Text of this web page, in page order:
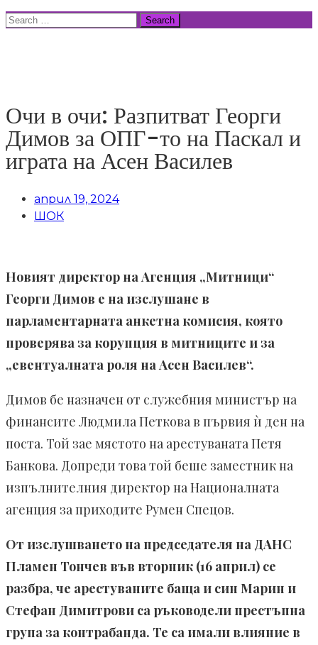
Skip
Search
Очи в очи: Разпитват Георги
Димов за ОПГ-то на Паскал и
играта на Асен Василев
април 19, 2024
ШОК
Новият директор на Агенция „Митници“
Георги Димов е на изслушане в
парламентарната анкетна комисия, която
проверява за корупция в митниците и за
„евентуалната роля на Асен Василев“.
Димов бе назначен от служебния министър на
финансите Людмила Петкова в първия ѝ ден на
поста. Той зае мястото на арестуваната Петя
Банкова. Допреди това той беше заместник на
изпълнителния директор на Националната
агенция за приходите Румен Спецов.
От изслушването на председателя на ДАНС
Пламен Тончев във вторник (16 април) се
разбра, че арестуваните баща и син Марин и
Стефан Димитрови са ръководели престъпна
група за контрабанда. Те са имали влияние в